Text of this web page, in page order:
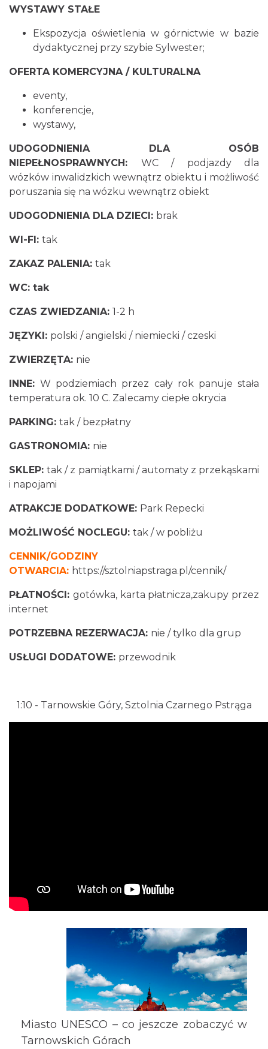
WYSTAWY STAŁE
Ekspozycja oświetlenia w górnictwie w bazie
dydaktycznej przy szybie Sylwester;
OFERTA KOMERCYJNA / KULTURALNA
eventy,
konferencje,
wystawy,
UDOGODNIENIA DLA OSÓB
NIEPEŁNOSPRAWNYCH: WC / podjazdy dla
wózków inwalidzkich wewnątrz obiektu i możliwość
poruszania się na wózku wewnątrz obiekt
UDOGODNIENIA DLA DZIECI: brak
WI-FI: tak
ZAKAZ PALENIA: tak
WC: tak
CZAS ZWIEDZANIA: 1-2 h
JĘZYKI: polski / angielski / niemiecki / czeski
ZWIERZĘTA: nie
INNE:W podziemiach przez cały rok panuje stała
temperatura ok. 10 C. Zalecamy ciepłe okrycia
PARKING: tak / bezpłatny
GASTRONOMIA: nie
SKLEP:tak / z pamiątkami / automaty z przekąskami
i napojami
ATRAKCJE DODATKOWE: Park Repecki
MOŻLIWOŚĆ NOCLEGU: tak / w pobliżu
CENNIK/GODZINY
OTWARCIA: https://sztolniapstraga.pl/cennik/
PŁATNOŚCI: gotówka, karta płatnicza,zakupy przez
internet
POTRZEBNA REZERWACJA: nie / tylko dla grup
USŁUGI DODATOWE: przewodnik
1:10 - Tarnowskie Góry, Sztolnia Czarnego Pstrąga
Miasto UNESCO – co jeszcze zobaczyć w
Tarnowskich Górach